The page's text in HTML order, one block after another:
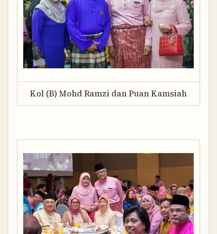
Kol (B) Mohd Ramzi dan Puan Kamsiah